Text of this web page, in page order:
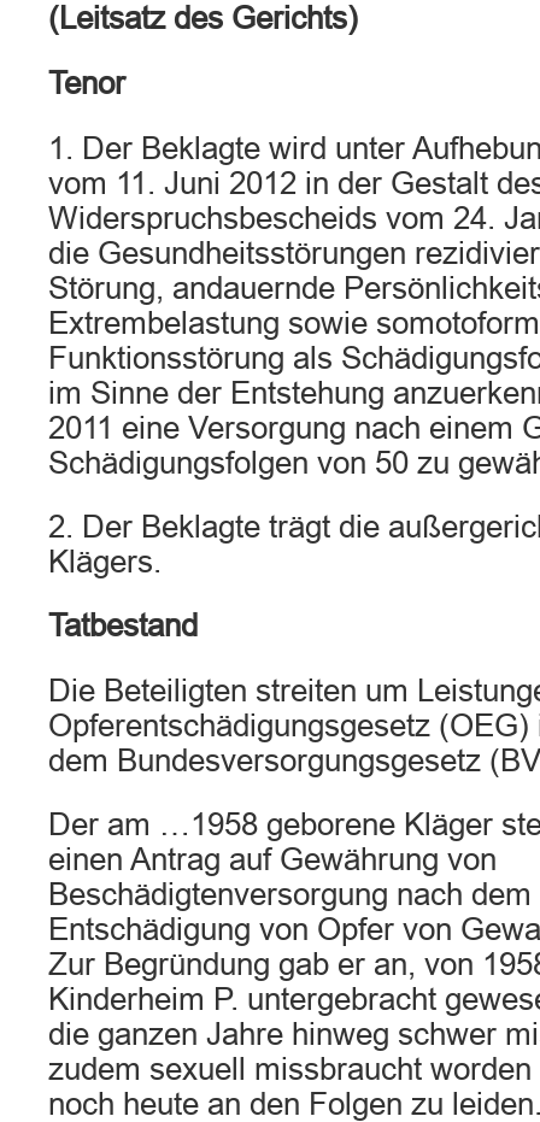
(Leitsatz des Gerichts)
Tenor
1. Der Beklagte wird unter
vom 11. Juni 2012 in der Gestalt
Widerspruchsbescheids vom 24.
die Gesundheitsstörungen
Störung, andauernde
Extrembelastung sowie
Funktionsstörung als
im Sinne der Entstehung
2011 eine Versorgung nach einem
Schädigungsfolgen von 50 zu
2. Der Beklagte trägt die
Klägers.
Tatbestand
Die Beteiligten streiten um
Opferentschädigungsgesetz
dem Bundesversorgungsgesetz
Der am …1958 geborene Kläger
einen Antrag auf Gewährung von
Beschädigtenversorgung nach
Entschädigung von Opfer von
Zur Begründung gab er an, von
Kinderheim P. untergebracht
die ganzen Jahre hinweg schwer
zudem sexuell missbraucht
noch heute an den Folgen zu